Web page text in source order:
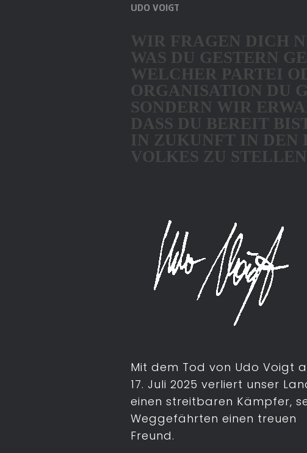
UDO VOIGT
WIR FRAGEN DICH
WAS DU GESTERN
WELCHER PARTEI
ORGANISATION DU
SONDERN WIR
DASS DU BEREIT
IN ZUKUNFT IN DEN
VOLKES ZU
Mit dem Tod von Udo Voigt
17. Juli 2025 verliert unser
einen streitbaren Kämpfer,
Weggefährten einen treuen
Freund.